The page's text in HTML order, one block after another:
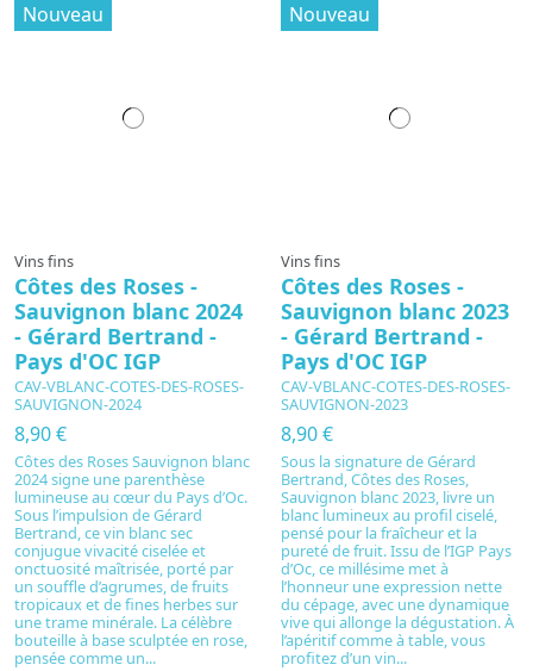
Nouveau
Vins fins
Côtes des Roses -
Sauvignon blanc 2024
- Gérard Bertrand -
Pays d'OC IGP
CAV-VBLANC-COTES-DES-ROSES-
SAUVIGNON-2024
8,90 €
Côtes des Roses Sauvignon blanc
2024 signe une parenthèse
lumineuse au cœur du Pays d’Oc.
Sous l’impulsion de Gérard
Bertrand, ce vin blanc sec
conjugue vivacité ciselée et
onctuosité maîtrisée, porté par
un souffle d’agrumes, de fruits
tropicaux et de fines herbes sur
une trame minérale. La célèbre
bouteille à base sculptée en rose,
pensée comme un...
Nouveau
Vins fins
Côtes des Roses -
Sauvignon blanc 2023
- Gérard Bertrand -
Pays d'OC IGP
CAV-VBLANC-COTES-DES-ROSES-
SAUVIGNON-2023
8,90 €
Sous la signature de Gérard
Bertrand, Côtes des Roses,
Sauvignon blanc 2023, livre un
blanc lumineux au profil ciselé,
pensé pour la fraîcheur et la
pureté de fruit. Issu de l’IGP Pays
d’Oc, ce millésime met à
l’honneur une expression nette
du cépage, avec une dynamique
vive qui allonge la dégustation. À
l’apéritif comme à table, vous
profitez d’un vin...